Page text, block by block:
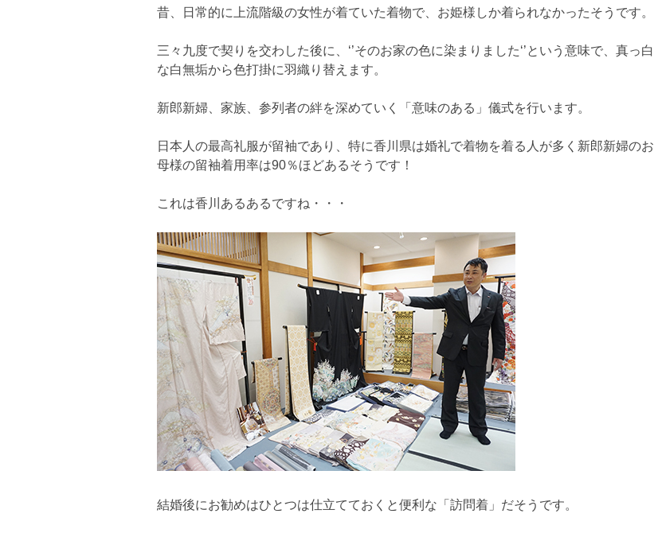
昔、日常的に上流階級の女性が着ていた着物で、お姫様しか着られなかったそうです。
三々九度で契りを交わした後に、‘’そのお家の色に染まりました‘’という意味で、真っ白
な白無垢から色打掛に羽織り替えます。
新郎新婦、家族、参列者の絆を深めていく「意味のある」儀式を行います。
日本人の最高礼服が留袖であり、特に香川県は婚礼で着物を着る人が多く新郎新婦のお
母様の留袖着用率は90％ほどあるそうです！
これは香川あるあるですね・・・
結婚後にお勧めはひとつは仕立てておくと便利な「訪問着」だそうです。